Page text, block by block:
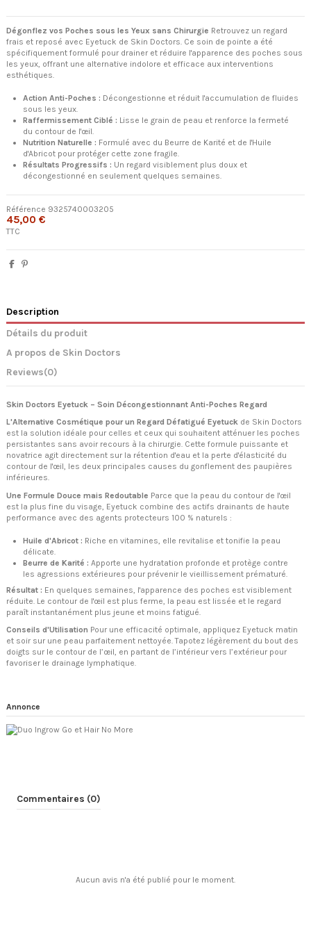
Dégonflez vos Poches sous les Yeux sans Chirurgie Retrouvez un regard
frais et reposé avec Eyetuck de Skin Doctors. Ce soin de pointe a été
spécifiquement formulé pour drainer et réduire l'apparence des poches sous
les yeux, offrant une alternative indolore et efficace aux interventions
esthétiques.
Action Anti-Poches : Décongestionne et réduit l'accumulation de fluides
sous les yeux.
Raffermissement Ciblé : Lisse le grain de peau et renforce la fermeté
du contour de l'œil.
Nutrition Naturelle : Formulé avec du Beurre de Karité et de l'Huile
d'Abricot pour protéger cette zone fragile.
Résultats Progressifs : Un regard visiblement plus doux et
décongestionné en seulement quelques semaines.
Référence 9325740003205
45,00 €
TTC
Description
Détails du produit
A propos de Skin Doctors
Reviews(0)
Skin Doctors Eyetuck – Soin Décongestionnant Anti-Poches Regard
L'Alternative Cosmétique pour un Regard Défatigué Eyetuck de Skin Doctors
est la solution idéale pour celles et ceux qui souhaitent atténuer les poches
persistantes sans avoir recours à la chirurgie. Cette formule puissante et
novatrice agit directement sur la rétention d'eau et la perte d'élasticité du
contour de l'œil, les deux principales causes du gonflement des paupières
inférieures.
Une Formule Douce mais Redoutable Parce que la peau du contour de l'œil
est la plus fine du visage, Eyetuck combine des actifs drainants de haute
performance avec des agents protecteurs 100 % naturels :
Huile d'Abricot : Riche en vitamines, elle revitalise et tonifie la peau
délicate.
Beurre de Karité : Apporte une hydratation profonde et protège contre
les agressions extérieures pour prévenir le vieillissement prématuré.
Résultat : En quelques semaines, l'apparence des poches est visiblement
réduite. Le contour de l'œil est plus ferme, la peau est lissée et le regard
paraît instantanément plus jeune et moins fatigué.
Conseils d'Utilisation Pour une efficacité optimale, appliquez Eyetuck matin
et soir sur une peau parfaitement nettoyée. Tapotez légèrement du bout des
doigts sur le contour de l’œil, en partant de l’intérieur vers l’extérieur pour
favoriser le drainage lymphatique.
Annonce
Commentaires (0)
Aucun avis n'a été publié pour le moment.